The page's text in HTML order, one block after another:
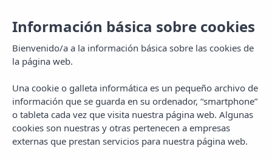
Información básica sobre cookies
Bienvenido/a a la información básica sobre las cookies de
la página web.
Una cookie o galleta informática es un pequeño archivo de
información que se guarda en su ordenador, “smartphone”
o tableta cada vez que visita nuestra página web. Algunas
cookies son nuestras y otras pertenecen a empresas
externas que prestan servicios para nuestra página web.